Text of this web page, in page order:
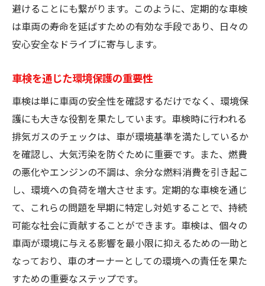
よくある質問で車検の疑問を解決
車検にかかる費用の内訳は？
自分でできる車検準備とは？
車検と点検整備の違いとは？
車検に通らないケースとは？
車検証の保管方法と再発行
車検後も続く安心メンテナンスの方法
車検後に行うべき初期メンテナンス
定期点検のスケジュール作成法
長期間乗るためのメンテナンスのコツ
異常を感じたらすぐに確認する方法
高齢車の維持管理の注意点
プロに相談するタイミング
避けることにも繋がります。このように、定期的な車検
は車両の寿命を延ばすための有効な手段であり、日々の
安心安全なドライブに寄与します。
車検を通じた環境保護の重要性
車検は単に車両の安全性を確認するだけでなく、環境保
護にも大きな役割を果たしています。車検時に行われる
排気ガスのチェックは、車が環境基準を満たしているか
を確認し、大気汚染を防ぐために重要です。また、燃費
の悪化やエンジンの不調は、余分な燃料消費を引き起こ
し、環境への負荷を増大させます。定期的な車検を通じ
て、これらの問題を早期に特定し対処することで、持続
可能な社会に貢献することができます。車検は、個々の
車両が環境に与える影響を最小限に抑えるための一助と
なっており、車のオーナーとしての環境への責任を果た
すための重要なステップです。